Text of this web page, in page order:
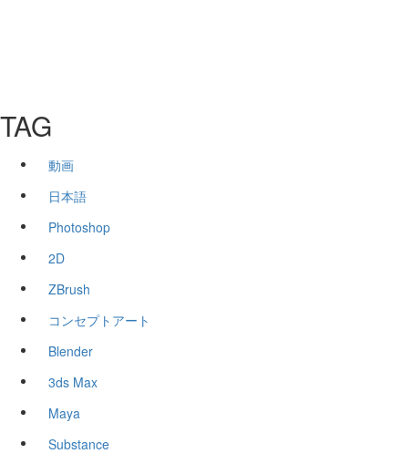
TAG
動画
日本語
Photoshop
2D
ZBrush
コンセプトアート
Blender
3ds Max
Maya
Substance